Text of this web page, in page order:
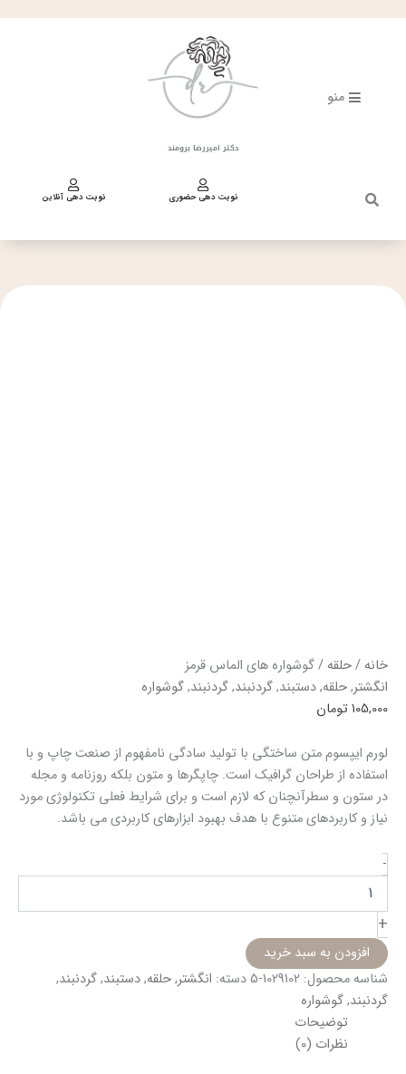
منو
دکتر امیررضا برومند
نوبت دهی حضوری نوبت دهی آنلاین
خانه /حلقه / گوشواره های الماس قرمز
انگشتر,حلقه,دستبند,گردنبند,گردنبند,گوشواره
105,000 تومان
لورم ایپسوم متن ساختگی با تولید سادگی نامفهوم از صنعت چاپ و با
استفاده از طراحان گرافیک است. چاپگرها و متون بلکه روزنامه و مجله
در ستون و سطرآنچنان که لازم است و برای شرایط فعلی تکنولوژی مورد
نیاز و کاربردهای متنوع با هدف بهبود ابزارهای کاربردی می باشد.
-
+
افزودن به سبد خرید
شناسه محصول: 1029102-5 دسته: انگشتر,حلقه,دستبند,گردنبند,
گردنبند,گوشواره
توضیحات
نظرات (0)